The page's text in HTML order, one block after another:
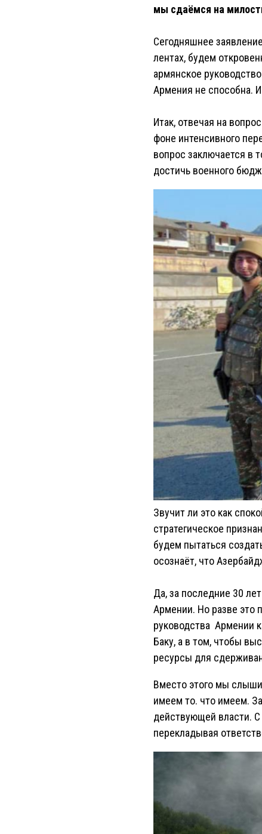
мы сдаёмся на
Сегодняшнее
лентах, будем
армянское
Армения не способна. И
Итак, отвечая на
фоне интенсивного
вопрос заключается в
достичь военного
Звучит ли это как
стратегическое
будем пытаться
осознаёт, что
Да, за последние 30
Армении. Но разве это
руководства Армении
Баку, а в том, чтобы
ресурсы для
Вместо этого мы
имеем то. что имеем.
действующей власти. С
перекладывая